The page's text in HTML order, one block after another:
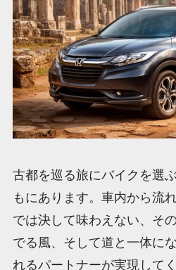
古都を巡る旅にバイクを選
もにあります。車内から流
では決して味わえない、そ
でる風、そして道と一体に
れるパートナーが実現してく